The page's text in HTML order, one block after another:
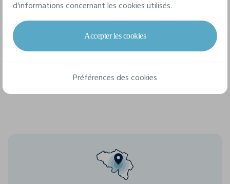
6 tailles disponibles
XS S M L XL XXL
d'informations concernant les cookies utilisés.
Accepter les cookies
Préférences des cookies